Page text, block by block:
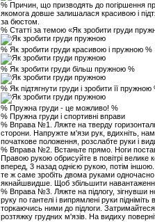
% Причин, що призводять до погіршення
якомога довше залишалася красивою і
за бюстом.
% Статті за темою «Як зробити груди
% Як зробити груди красивою і пружною %
% Як зробити груди більш пружною %
% Як підтягнути груди і зробити її пружною
% Пружна груди - це можливо! %
% Пружна груди і спортивні вправи
% Вправа №1. Ляжте на тверду
сторони. Напружте м'язи рук, вдихніть,
початкове положення, розслабте руки і
% Вправа №2. Встаньте прямо. Ноги
Правою рукою обрисуйте в повітрі
вперед, 3 назад однією рукою, потім
те ж саме зробіть двома руками
якнайшвидше. Щоб збільшити
% Вправа №3. Ляжте на підлогу, зігнувши
руку по гантелі і випрямлені руки
торкаючись ними до підлоги.
розтяжку грудних м'язів. На видиху